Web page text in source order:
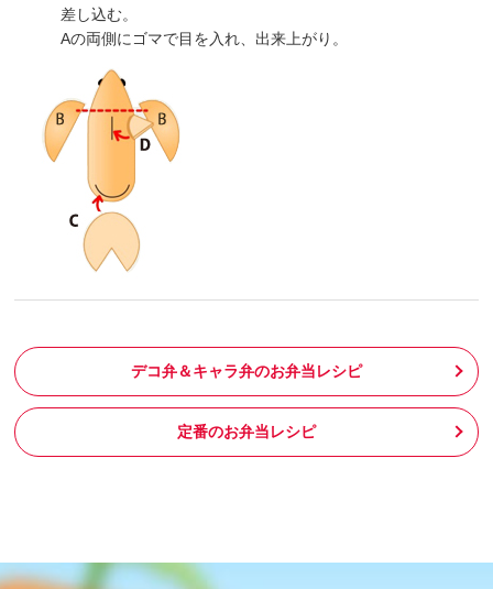
差し込む。
Aの両側にゴマで目を入れ、出来上がり。
デコ弁＆キャラ弁のお弁当レシピ
定番のお弁当レシピ